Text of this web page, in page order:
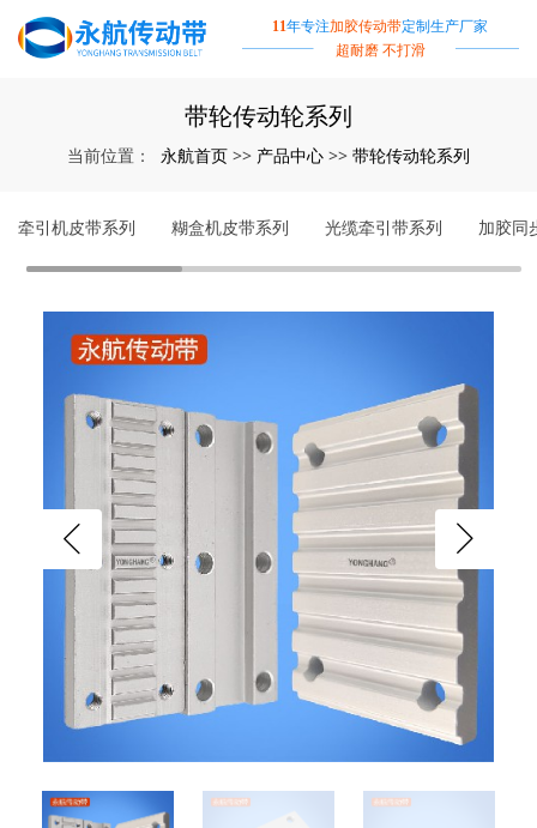
11年专注加胶传动带定制生产厂家
超耐磨 不打滑
带轮传动轮系列
当前位置： 永航首页 >> 产品中心 >> 带轮传动轮系列
牵引机皮带系列 糊盒机皮带系列 光缆牵引带系列 加胶同